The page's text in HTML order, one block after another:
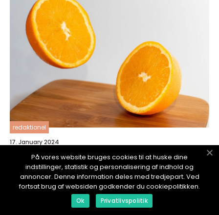
redaktionel
17. January 2024
Vitaminmangel symptomer en dybdegående
oversikt
På vores website bruges cookies til at huske dine
indstillinger, statistik og personalisering af indhold og
annoncer. Denne information deles med tredjepart. Ved
fortsat brug af websiden godkender du cookiepolitikken.
Ok Privatlivspolitik